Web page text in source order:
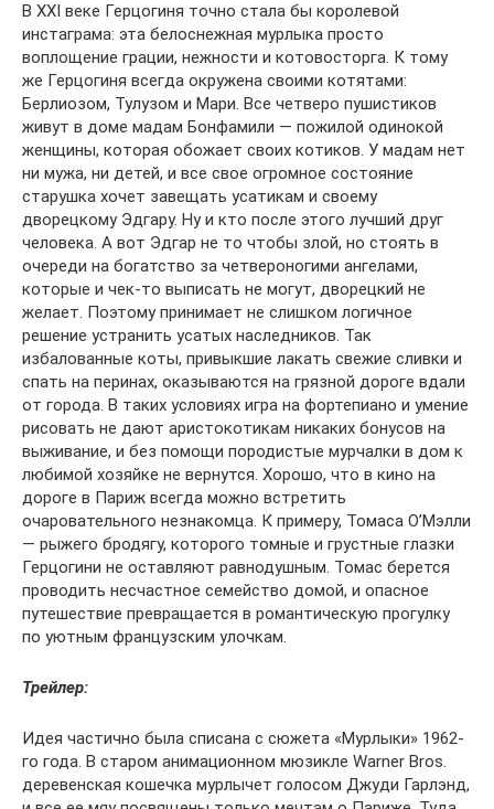
В XXI веке Герцогиня точно стала бы королевой
инстаграма: эта белоснежная мурлыка просто
воплощение грации, нежности и котовосторга. К тому
же Герцогиня всегда окружена своими котятами:
Берлиозом, Тулузом и Мари. Все четверо пушистиков
живут в доме мадам Бонфамили — пожилой одинокой
женщины, которая обожает своих котиков. У мадам нет
ни мужа, ни детей, и все свое огромное состояние
старушка хочет завещать усатикам и своему
дворецкому Эдгару. Ну и кто после этого лучший друг
человека. А вот Эдгар не то чтобы злой, но стоять в
очереди на богатство за четвероногими ангелами,
которые и чек-то выписать не могут, дворецкий не
желает. Поэтому принимает не слишком логичное
решение устранить усатых наследников. Так
избалованные коты, привыкшие лакать свежие сливки и
спать на перинах, оказываются на грязной дороге вдали
от города. В таких условиях игра на фортепиано и умение
рисовать не дают аристокотикам никаких бонусов на
выживание, и без помощи породистые мурчалки в дом к
любимой хозяйке не вернутся. Хорошо, что в кино на
дороге в Париж всегда можно встретить
очаровательного незнакомца. К примеру, Томаса О’Мэлли
— рыжего бродягу, которого томные и грустные глазки
Герцогини не оставляют равнодушным. Томас берется
проводить несчастное семейство домой, и опасное
путешествие превращается в романтическую прогулку
по уютным французским улочкам.
Трейлер:
Идея частично была списана с сюжета «Мурлыки» 1962-
го года. В старом анимационном мюзикле Warner Bros.
деревенская кошечка мурлычет голосом Джуди Гарлэнд,